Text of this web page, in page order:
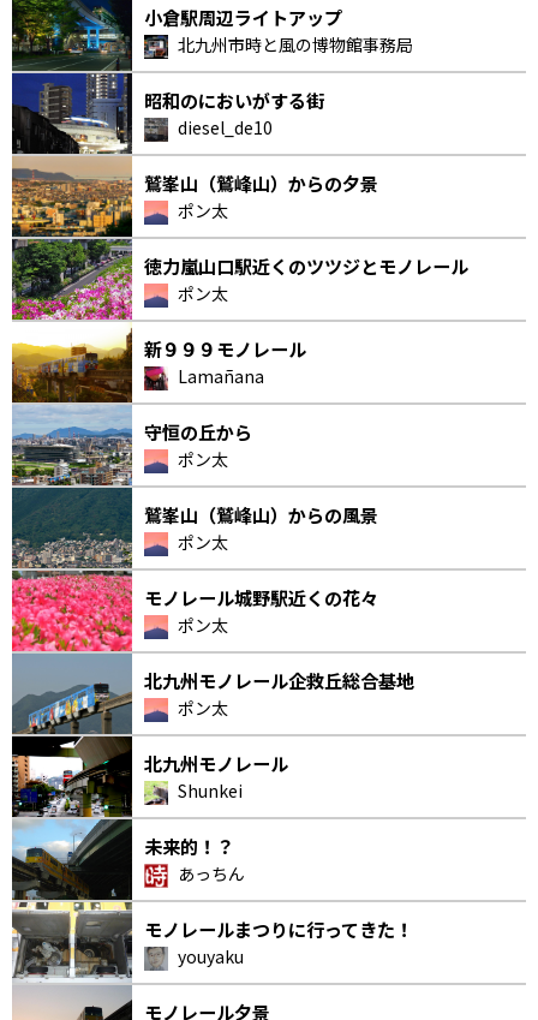
小倉駅周辺ライトアップ
北九州市時と風の博物館事務局
昭和のにおいがする街
diesel_de10
鷲峯山（鷲峰山）からの夕景
ポン太
徳力嵐山口駅近くのツツジとモノレール
ポン太
新９９９モノレール
Lamañana
守恒の丘から
ポン太
鷲峯山（鷲峰山）からの風景
ポン太
モノレール城野駅近くの花々
ポン太
北九州モノレール企救丘総合基地
ポン太
北九州モノレール
Shunkei
未来的！？
あっちん
モノレールまつりに行ってきた！
youyaku
モノレール夕景